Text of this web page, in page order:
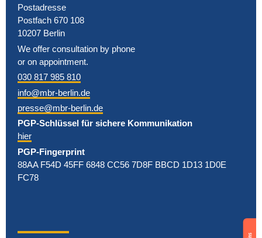
antisemitischer
Postadresse
Postfach 670 108
10207 Berlin
We offer consultation by phone
or on appointment.
030 817 985 810
info@mbr-berlin.de
presse@mbr-berlin.de
PGP-Schlüssel für sichere Kommunikation
hier
PGP-Fingerprint
88AA F54D 45FF 6848 CC56 7D8F BBCD 1D13 1D0E
FC78
Support